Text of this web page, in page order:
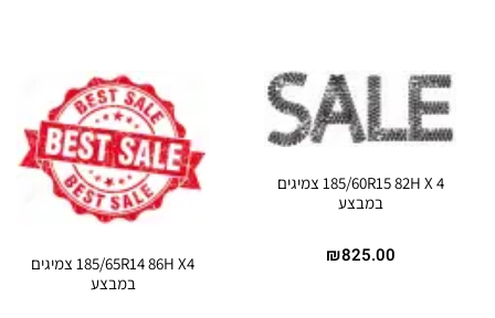
185/60R15 82H X 4 צמיגים
במבצע
₪825.00
185/65R14 86H X4 צמיגים
במבצע